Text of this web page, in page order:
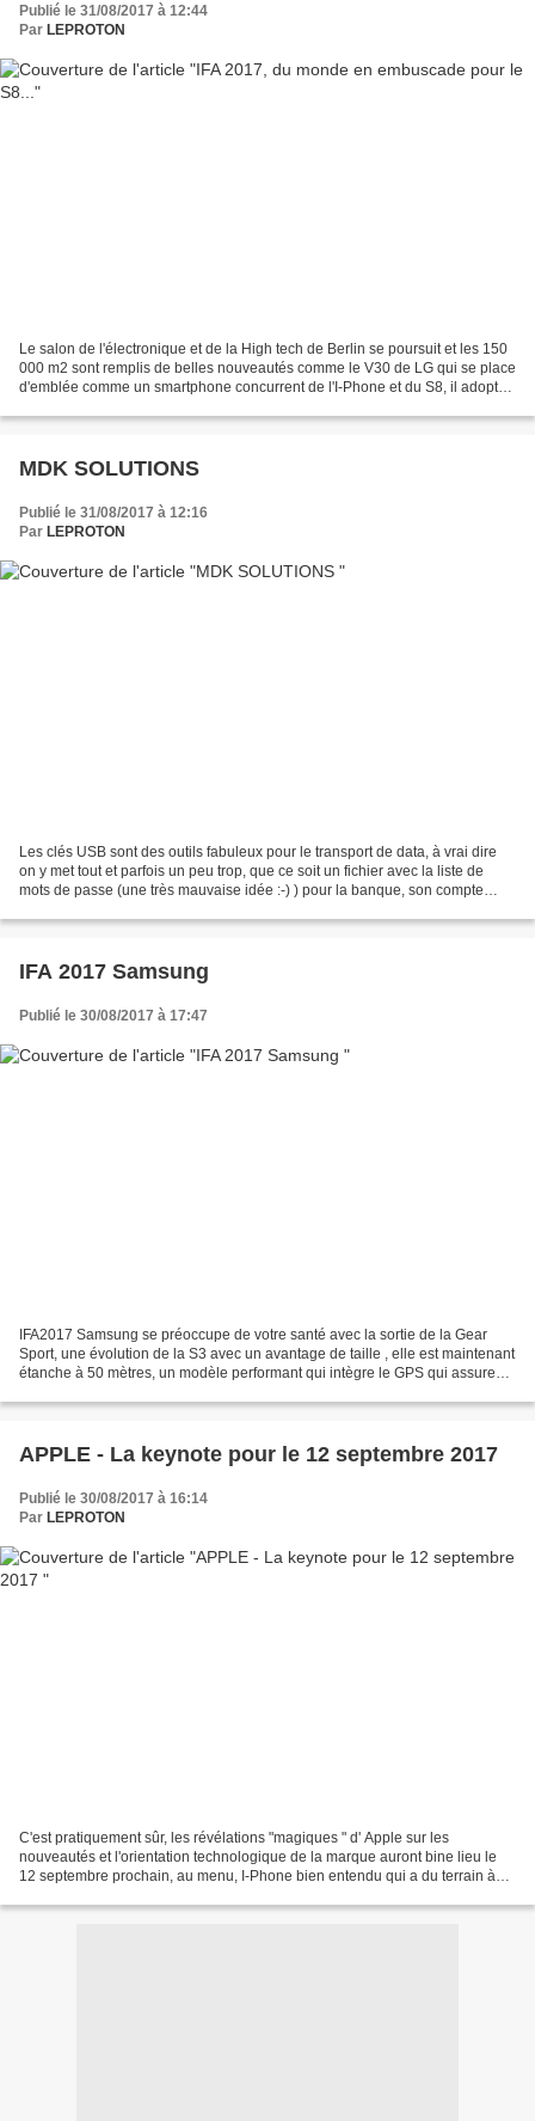
Publié le 31/08/2017 à 12:44
Par LEPROTON
Le salon de l'électronique et de la High tech de Berlin se poursuit et les 150
000 m2 sont remplis de belles nouveautés comme le V30 de LG qui se place
d'emblée comme un smartphone concurrent de l'I-Phone et du S8, il adopte
MDK SOLUTIONS
Publié le 31/08/2017 à 12:16
Par LEPROTON
Les clés USB sont des outils fabuleux pour le transport de data, à vrai dire
on y met tout et parfois un peu trop, que ce soit un fichier avec la liste de
mots de passe (une très mauvaise idée :-) ) pour la banque, son compte
IFA 2017 Samsung
Publié le 30/08/2017 à 17:47
IFA2017 Samsung se préoccupe de votre santé avec la sortie de la Gear
Sport, une évolution de la S3 avec un avantage de taille , elle est maintenant
étanche à 50 mètres, un modèle performant qui intègre le GPS qui assure
APPLE - La keynote pour le 12 septembre 2017
Publié le 30/08/2017 à 16:14
Par LEPROTON
C'est pratiquement sûr, les révélations "magiques " d' Apple sur les
nouveautés et l'orientation technologique de la marque auront bine lieu le
12 septembre prochain, au menu, I-Phone bien entendu qui a du terrain à